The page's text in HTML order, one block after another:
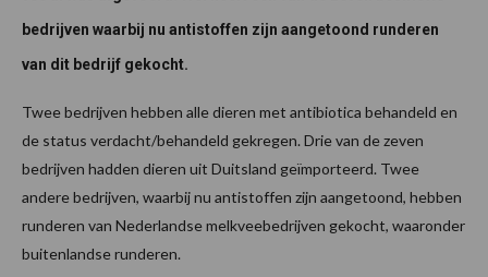
bedrijven waarbij nu antistoffen zijn aangetoond runderen
van dit bedrijf gekocht.
Twee bedrijven hebben alle dieren met antibiotica behandeld en
de status verdacht/behandeld gekregen. Drie van de zeven
bedrijven hadden dieren uit Duitsland geïmporteerd. Twee
andere bedrijven, waarbij nu antistoffen zijn aangetoond, hebben
runderen van Nederlandse melkveebedrijven gekocht, waaronder
buitenlandse runderen.